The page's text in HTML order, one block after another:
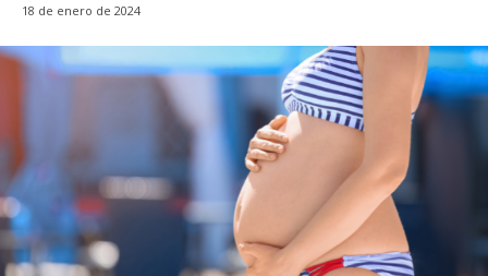
18 de enero de 2024